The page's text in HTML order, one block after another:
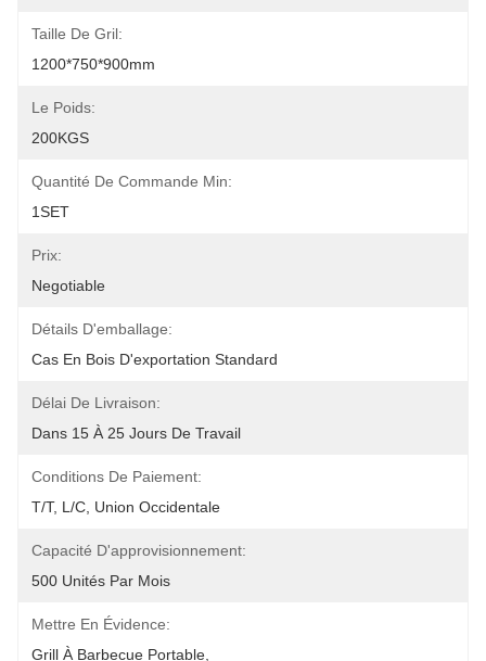
Taille De Gril:
1200*750*900mm
Le Poids:
200KGS
Quantité De Commande Min:
1SET
Prix:
Negotiable
Détails D'emballage:
Cas En Bois D'exportation Standard
Délai De Livraison:
Dans 15 À 25 Jours De Travail
Conditions De Paiement:
T/T, L/C, Union Occidentale
Capacité D'approvisionnement:
500 Unités Par Mois
Mettre En Évidence:
Grill À Barbecue Portable